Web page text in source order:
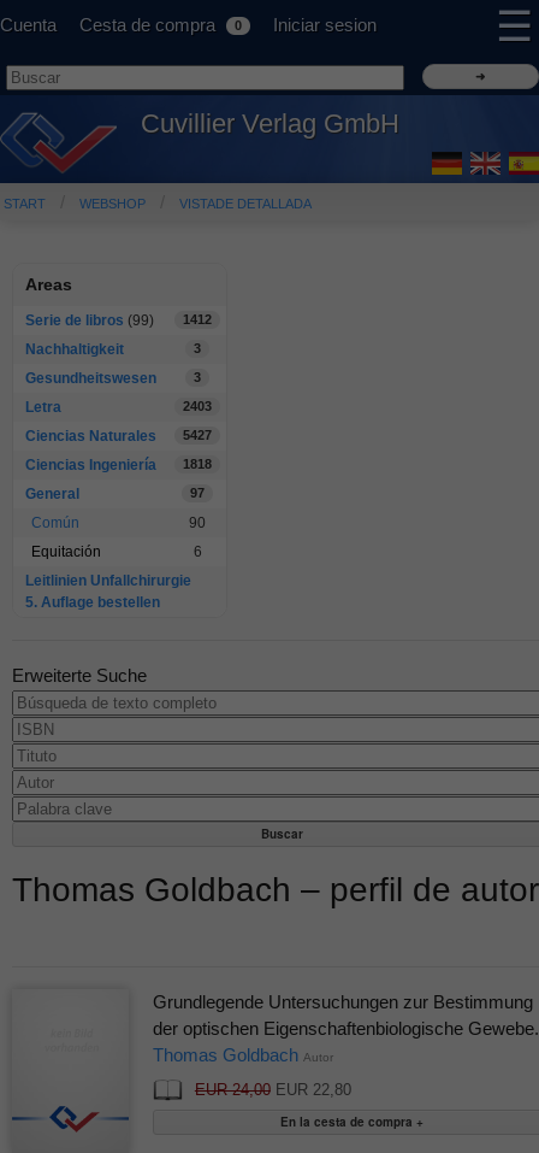
Cuenta Cesta de compra 0 Iniciar sesion ☰
Cuvillier Verlag GmbH
START WEBSHOP VISTADE DETALLADA
Areas
Serie de libros (99) 1412
Nachhaltigkeit 3
Gesundheitswesen 3
Letra 2403
Ciencias Naturales 5427
Ciencias Ingeniería 1818
General 97
Común
90
Equitación
6
Leitlinien Unfallchirurgie
5. Auflage bestellen
Erweiterte Suche
Thomas Goldbach – perfil de autor
Grundlegende Untersuchungen zur Bestimmung
der optischen Eigenschaftenbiologische Gewebe.
Thomas Goldbach Autor
EUR 24,00EUR 22,80